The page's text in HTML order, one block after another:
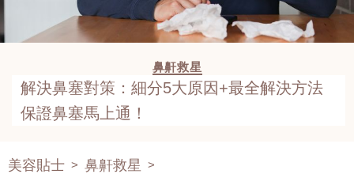
鼻鼾救星
解決鼻塞對策：細分5大原因+最全解決方法
保證鼻塞馬上通！
美容貼士 > 鼻鼾救星 >